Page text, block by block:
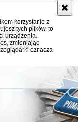
korzystanie z
tych plików, to
urządzenia.
zmieniając
oznacza